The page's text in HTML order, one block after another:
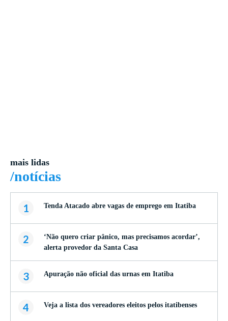
mais lidas
/notícias
1 Tenda Atacado abre vagas de emprego em Itatiba
2
‘Não quero criar pânico, mas precisamos acordar’,
alerta provedor da Santa Casa
3 Apuração não oficial das urnas em Itatiba
4 Veja a lista dos vereadores eleitos pelos itatibenses